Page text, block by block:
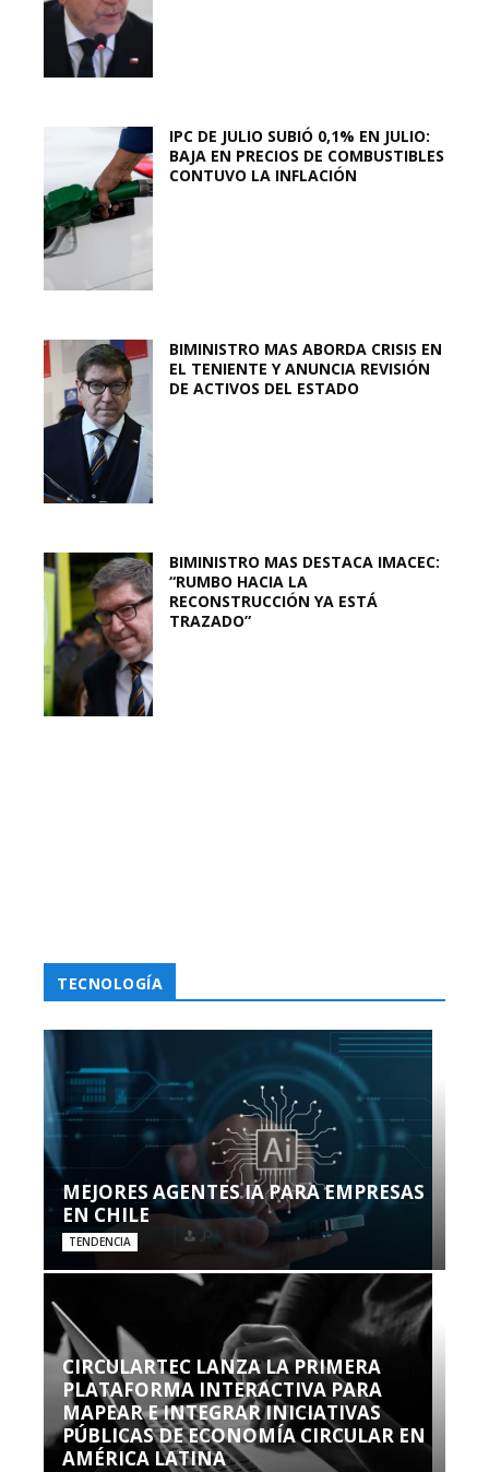
IPC DE JULIO SUBIÓ 0,1% EN JULIO:
BAJA EN PRECIOS DE COMBUSTIBLES
CONTUVO LA INFLACIÓN
BIMINISTRO MAS ABORDA CRISIS EN
EL TENIENTE Y ANUNCIA REVISIÓN
DE ACTIVOS DEL ESTADO
BIMINISTRO MAS DESTACA IMACEC:
“RUMBO HACIA LA
RECONSTRUCCIÓN YA ESTÁ
TRAZADO”
TECNOLOGÍA
MEJORES AGENTES IA PARA EMPRESAS
EN CHILE
TENDENCIA
CIRCULARTEC LANZA LA PRIMERA
PLATAFORMA INTERACTIVA PARA
MAPEAR E INTEGRAR INICIATIVAS
PÚBLICAS DE ECONOMÍA CIRCULAR EN
AMÉRICA LATINA